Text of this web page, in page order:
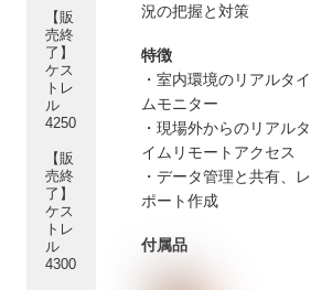
【販
売終
了】
ケス
トレ
ル
4250
【販
売終
了】
ケス
トレ
ル
4300
況の把握と対策
特徴
・室内環境のリアルタイ
ムモニター
・現場外からのリアルタ
イムリモートアクセス
・データ管理と共有、レ
ポート作成
付属品